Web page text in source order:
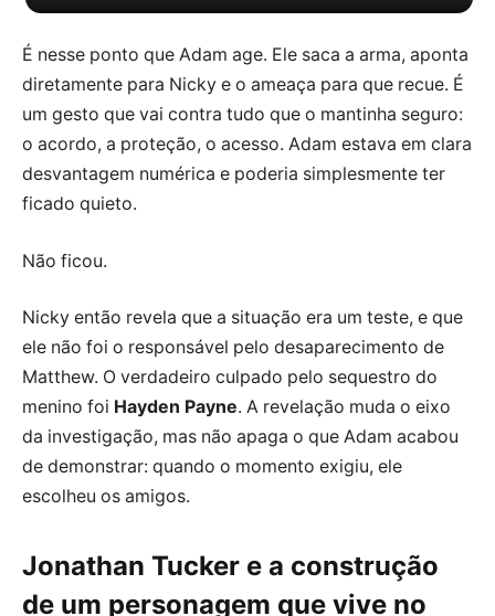
É nesse ponto que Adam age. Ele saca a arma, aponta
diretamente para Nicky e o ameaça para que recue. É
um gesto que vai contra tudo que o mantinha seguro:
o acordo, a proteção, o acesso. Adam estava em clara
desvantagem numérica e poderia simplesmente ter
ficado quieto.
Não ficou.
Nicky então revela que a situação era um teste, e que
ele não foi o responsável pelo desaparecimento de
Matthew. O verdadeiro culpado pelo sequestro do
menino foi Hayden Payne. A revelação muda o eixo
da investigação, mas não apaga o que Adam acabou
de demonstrar: quando o momento exigiu, ele
escolheu os amigos.
Jonathan Tucker e a construção
de um personagem que vive no